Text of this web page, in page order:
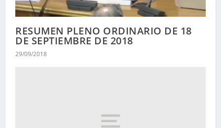
RESUMEN PLENO ORDINARIO DE 18
DE SEPTIEMBRE DE 2018
29/09/2018